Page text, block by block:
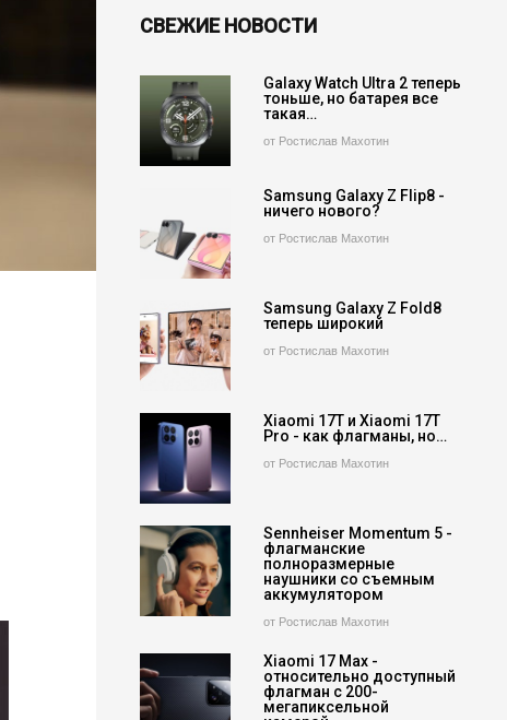
СВЕЖИЕ НОВОСТИ
Galaxy Watch Ultra 2 теперь
тоньше, но батарея все
такая…
от Ростислав Махотин
Samsung Galaxy Z Flip8 -
ничего нового?
от Ростислав Махотин
Samsung Galaxy Z Fold8
теперь широкий
от Ростислав Махотин
Xiaomi 17T и Xiaomi 17T
Pro - как флагманы, но…
от Ростислав Махотин
Sennheiser Momentum 5 -
флагманские
полноразмерные
наушники со съемным
аккумулятором
от Ростислав Махотин
Xiaomi 17 Max -
относительно доступный
флагман с 200-
мегапиксельной